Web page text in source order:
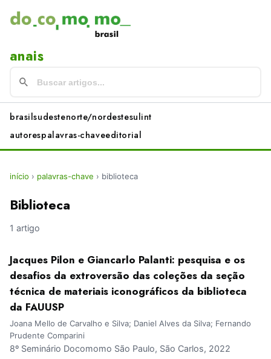
anais
brasilsudestenorte/nordestesulint
autorespalavras-chaveeditorial
início › palavras-chave › biblioteca
Biblioteca
1 artigo
Jacques Pilon e Giancarlo Palanti: pesquisa e os
desafios da extroversão das coleções da seção
técnica de materiais iconográficos da biblioteca
da FAUUSP
Joana Mello de Carvalho e Silva; Daniel Alves da Silva; Fernando
Prudente Comparini
8º Seminário Docomomo São Paulo, São Carlos, 2022